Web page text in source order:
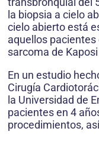
la biopsia a cielo
cielo abierto está
aquellos
sarcoma de
En un estudio
Cirugía
la Universidad de
pacientes en 4
procedimientos,